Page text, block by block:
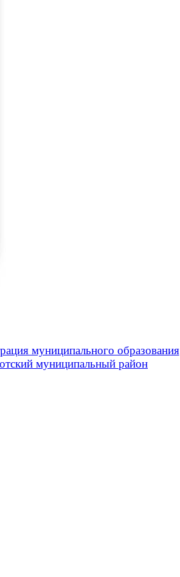
муниципального образования
муниципальный район